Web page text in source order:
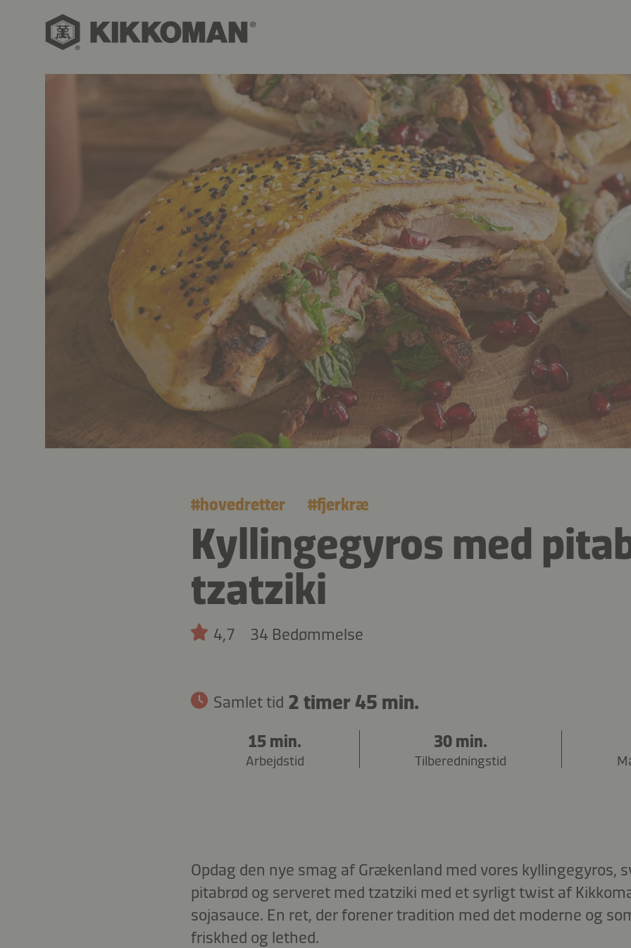
#hovedretter #fjerkræ
Kyllingegyros med
tzatziki
4,7 34 Bedømmelse
Samlet tid 2 timer 45 min.
15 min.
Arbejdstid
30 min.
Tilberedningstid
Opdag den nye smag af Grækenland med vores kyllingegyros,
pitabrød og serveret med tzatziki med et syrligt twist af
sojasauce. En ret, der forener tradition med det moderne og
friskhed og lethed.